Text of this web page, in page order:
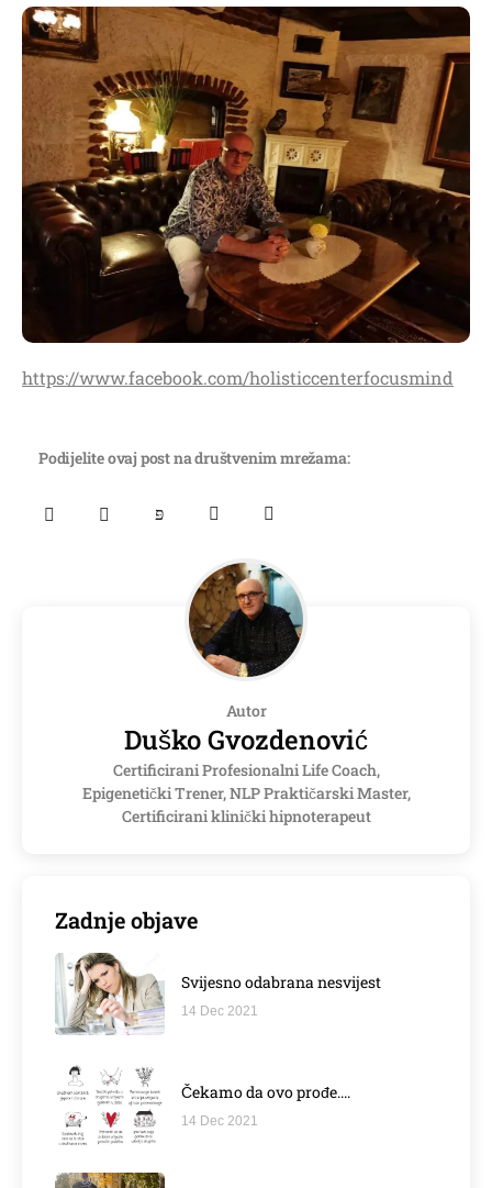
https://www.facebook.com/holisticcenterfocusmind
Podijelite ovaj post na društvenim mrežama:
Autor
Duško Gvozdenović
Certificirani Profesionalni Life Coach,
Epigenetički Trener, NLP Praktičarski Master,
Certificirani klinički hipnoterapeut
Zadnje objave
Svijesno odabrana nesvijest
14 Dec 2021
Čekamo da ovo prođe....
14 Dec 2021